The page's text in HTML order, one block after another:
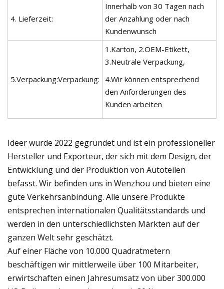
4. Lieferzeit:
Innerhalb von 30 Tagen nach
der Anzahlung oder nach
Kundenwunsch
5.Verpackung:Verpackung:
1.Karton, 2.OEM-Etikett,
3.Neutrale Verpackung,
4.Wir können entsprechend
den Anforderungen des
Kunden arbeiten
Ideer wurde 2022 gegründet und ist ein professioneller
Hersteller und Exporteur, der sich mit dem Design, der
Entwicklung und der Produktion von Autoteilen
befasst. Wir befinden uns in Wenzhou und bieten eine
gute Verkehrsanbindung. Alle unsere Produkte
entsprechen internationalen Qualitätsstandards und
werden in den unterschiedlichsten Märkten auf der
ganzen Welt sehr geschätzt.
Auf einer Fläche von 10.000 Quadratmetern
beschäftigen wir mittlerweile über 100 Mitarbeiter,
erwirtschaften einen Jahresumsatz von über 300.000